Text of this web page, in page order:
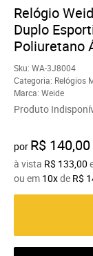
Relógio
Duplo
Poliuretano
Sku: WA-3J8004
Categoria: Relógios
Marca: Weide
Produto
por R$ 140,00
à vista R$ 133,00
ou em 10xde R$